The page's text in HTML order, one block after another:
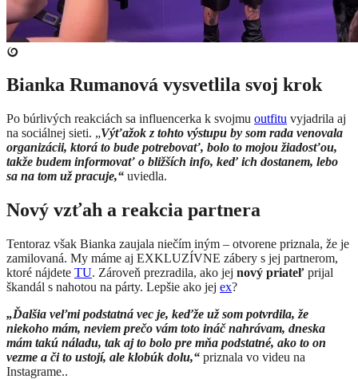
Bianka Rumanová vysvetlila svoj krok
Po búrlivých reakciách sa influencerka k svojmu outfitu vyjadrila aj
na sociálnej sieti. „Výťažok z tohto výstupu by som rada venovala
organizácii, ktorá to bude potrebovať, bolo to mojou žiadosťou,
takže budem informovať o bližších info, keď ich dostanem, lebo
sa na tom už pracuje,“ uviedla.
Nový vzťah a reakcia partnera
Tentoraz však Bianka zaujala niečím iným – otvorene priznala, že je
zamilovaná. My máme aj EXKLUZÍVNE zábery s jej partnerom,
ktoré nájdete TU. Zároveň prezradila, ako jej nový priateľ prijal
škandál s nahotou na párty. Lepšie ako jej ex?
„Ďalšia veľmi podstatná vec je, keďže už som potvrdila, že
niekoho mám, neviem prečo vám toto ináč nahrávam, dneska
mám takú náladu, tak aj to bolo pre mňa podstatné, ako to on
vezme a či to ustojí, ale klobúk dolu,“ priznala vo videu na
Instagrame..